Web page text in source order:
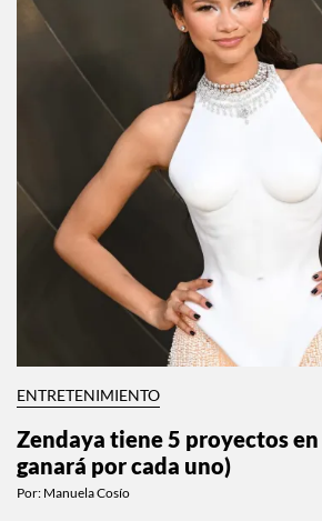
ENTRETENIMIENTO
Zendaya tiene 5 proyectos
ganará por cada uno)
Por: Manuela Cosío